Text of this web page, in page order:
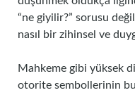
“ne giyilir?” sorusu
nasıl bir zihinsel ve
Mahkeme gibi yüksek
otorite sembollerinin